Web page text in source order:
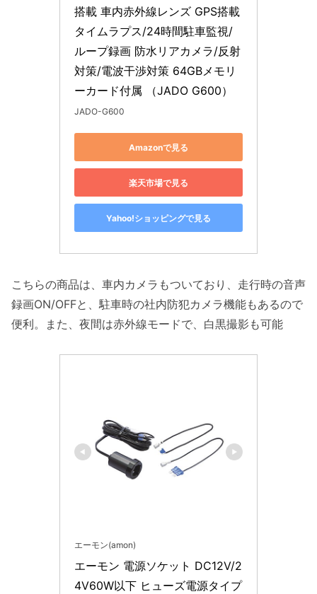
搭載 車内赤外線レンズ GPS搭載
タイムラプス/24時間駐車監視/
ループ録画 防水リアカメラ/反射
対策/電波干渉対策 64GBメモリ
ーカード付属 （JADO G600）
JADO-G600
Amazonで見る
楽天市場で見る
Yahoo!ショッピングで見る
こちらの商品は、車内カメラもついており、走行時の音声
録画ON/OFFと、駐車時の社内防犯カメラ機能もあるので
便利。また、夜間は赤外線モードで、白黒撮影も可能
エーモン(amon)
エーモン 電源ソケット DC12V/2
4V60W以下 ヒューズ電源タイプ